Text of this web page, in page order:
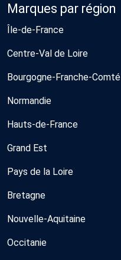
Marques par région
Île-de-France
Centre-Val de Loire
Bourgogne-Franche-Comté
Normandie
Hauts-de-France
Grand Est
Pays de la Loire
Bretagne
Nouvelle-Aquitaine
Occitanie